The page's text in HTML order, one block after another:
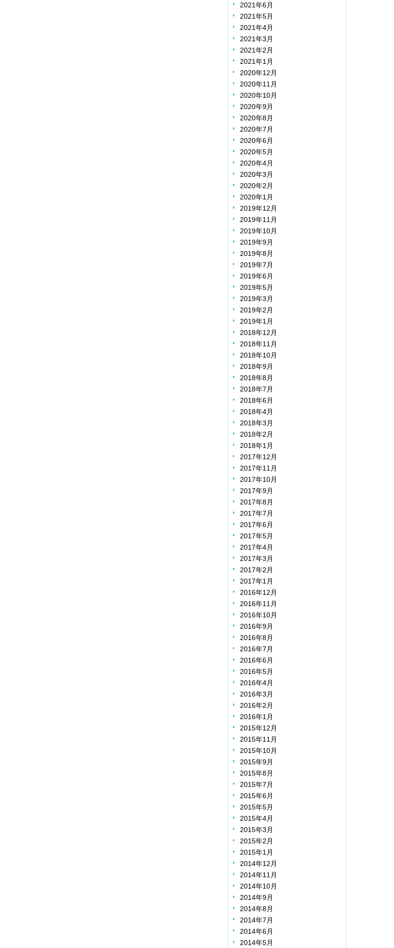
2021年6月
2021年5月
2021年4月
2021年3月
2021年2月
2021年1月
2020年12月
2020年11月
2020年10月
2020年9月
2020年8月
2020年7月
2020年6月
2020年5月
2020年4月
2020年3月
2020年2月
2020年1月
2019年12月
2019年11月
2019年10月
2019年9月
2019年8月
2019年7月
2019年6月
2019年5月
2019年3月
2019年2月
2019年1月
2018年12月
2018年11月
2018年10月
2018年9月
2018年8月
2018年7月
2018年6月
2018年4月
2018年3月
2018年2月
2018年1月
2017年12月
2017年11月
2017年10月
2017年9月
2017年8月
2017年7月
2017年6月
2017年5月
2017年4月
2017年3月
2017年2月
2017年1月
2016年12月
2016年11月
2016年10月
2016年9月
2016年8月
2016年7月
2016年6月
2016年5月
2016年4月
2016年3月
2016年2月
2016年1月
2015年12月
2015年11月
2015年10月
2015年9月
2015年8月
2015年7月
2015年6月
2015年5月
2015年4月
2015年3月
2015年2月
2015年1月
2014年12月
2014年11月
2014年10月
2014年9月
2014年8月
2014年7月
2014年6月
2014年5月